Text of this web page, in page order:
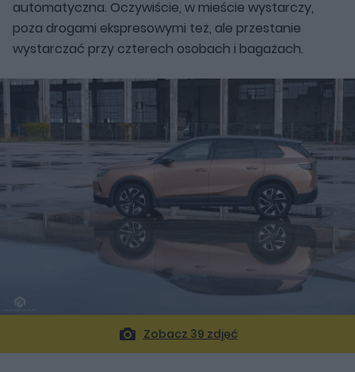
automatyczna. Oczywiście, w mieście wystarczy,
poza drogami ekspresowymi też, ale przestanie
wystarczać przy czterech osobach i bagażach.
Zobacz 39 zdjęć